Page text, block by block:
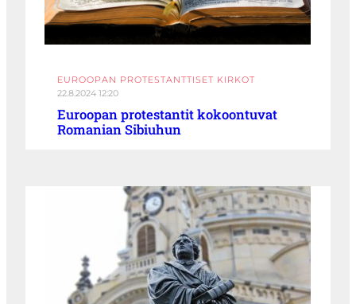
EUROOPAN PROTESTANTTISET KIRKOT
22.8.2024 12:20
Euroopan protestantit kokoontuvat
Romanian Sibiuhun